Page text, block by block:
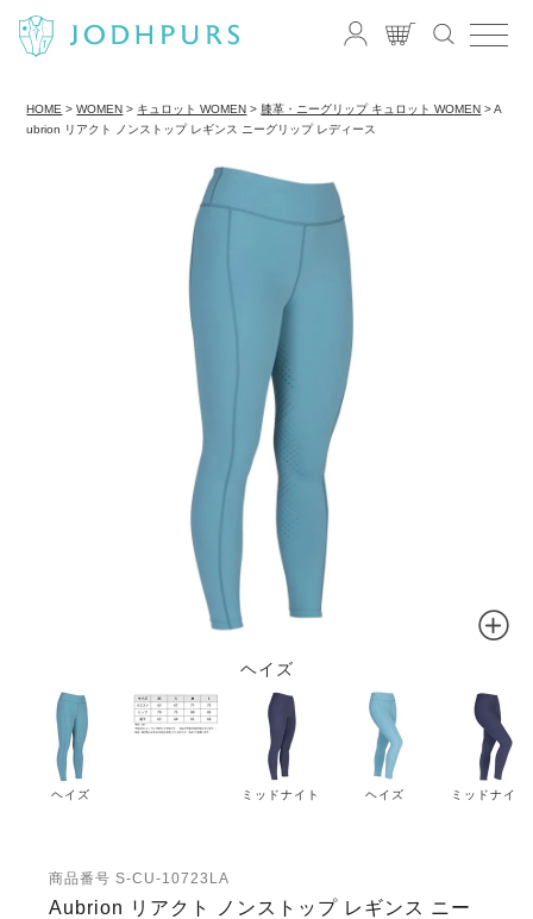
HOME WOMEN キュロット WOMEN 膝革・ニーグリップ キュロット WOMEN
A
ubrion リアクト ノンストップ レギンス ニーグリップ レディース
ヘイズ
ヘイズ ミッドナイト ヘイズ ミッドナイト
商品番号 S-CU-10723LA
Aubrion リアクト ノンストップ レギンス ニー